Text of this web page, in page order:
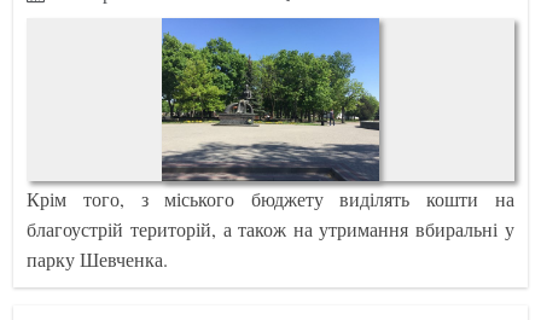
Крім того, з міського бюджету виділять кошти на
благоустрій територій, а також на утримання вбиральні у
парку Шевченка.